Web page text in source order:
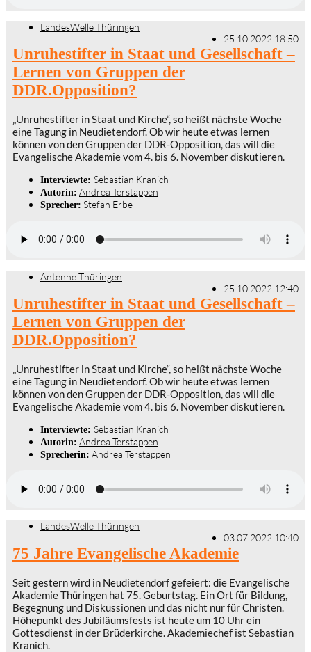
LandesWelle Thüringen
25.10.2022 18:50
Unruhestifter in Staat und Gesellschaft –
Lernen von Gruppen der
DDR.Opposition?
„Unruhestifter in Staat und Kirche“, so heißt nächste Woche
eine Tagung in Neudietendorf. Ob wir heute etwas lernen
können von den Gruppen der DDR-Opposition, das will die
Evangelische Akademie vom 4. bis 6. November diskutieren.
Interviewte: Sebastian Kranich
Autorin: Andrea Terstappen
Sprecher: Stefan Erbe
Antenne Thüringen
25.10.2022 12:40
Unruhestifter in Staat und Gesellschaft –
Lernen von Gruppen der
DDR.Opposition?
„Unruhestifter in Staat und Kirche“, so heißt nächste Woche
eine Tagung in Neudietendorf. Ob wir heute etwas lernen
können von den Gruppen der DDR-Opposition, das will die
Evangelische Akademie vom 4. bis 6. November diskutieren.
Interviewte: Sebastian Kranich
Autorin: Andrea Terstappen
Sprecherin: Andrea Terstappen
LandesWelle Thüringen
03.07.2022 10:40
75 Jahre Evangelische Akademie
Seit gestern wird in Neudietendorf gefeiert: die Evangelische
Akademie Thüringen hat 75. Geburtstag. Ein Ort für Bildung,
Begegnung und Diskussionen und das nicht nur für Christen.
Höhepunkt des Jubiläumsfests ist heute um 10 Uhr ein
Gottesdienst in der Brüderkirche. Akademiechef ist Sebastian
Kranich.